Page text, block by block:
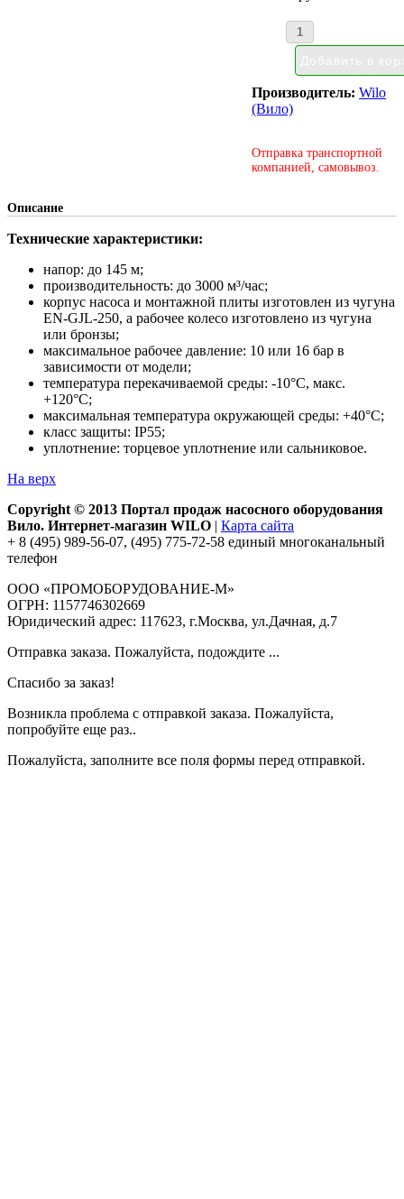
Производитель:Wilo
(Вило)
Отправка транспортной
компанией, самовывоз.
Описание
Технические характеристики:
напор: до 145 м;
производительность: до 3000 м³/час;
корпус насоса и монтажной плиты изготовлен из чугуна
EN-GJL-250, а рабочее колесо изготовлено из чугуна
или бронзы;
максимальное рабочее давление: 10 или 16 бар в
зависимости от модели;
температура перекачиваемой среды: -10°С, макс.
+120°С;
максимальная температура окружающей среды: +40°С;
класс защиты: IP55;
уплотнение: торцевое уплотнение или сальниковое.
На верх
Copyright © 2013 Портал продаж насосного оборудования
Вило. Интернет-магазин WILO | Карта сайта
+ 8 (495) 989-56-07, (495) 775-72-58 единый многоканальный
телефон
ООО «ПРОМОБОРУДОВАНИЕ-М»
ОГРН: 1157746302669
Юридический адрес: 117623, г.Москва, ул.Дачная, д.7
Отправка заказа. Пожалуйста, подождите ...
Спасибо за заказ!
Возникла проблема с отправкой заказа. Пожалуйста,
попробуйте еще раз..
Пожалуйста, заполните все поля формы перед отправкой.